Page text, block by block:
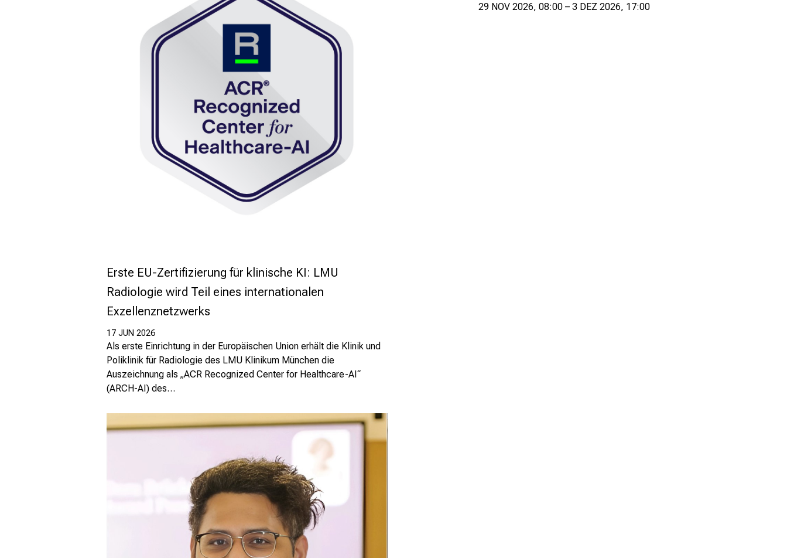
Erste EU-Zertifizierung für klinische KI: LMU
Radiologie wird Teil eines internationalen
Exzellenznetzwerks
17 JUN 2026
Als erste Einrichtung in der Europäischen Union erhält die Klinik und
Poliklinik für Radiologie des LMU Klinikum München die
Auszeichnung als „ACR Recognized Center for Healthcare-AI“
(ARCH-AI) des…
29 NOV 2026, 08:00 – 3 DEZ 2026, 17:00